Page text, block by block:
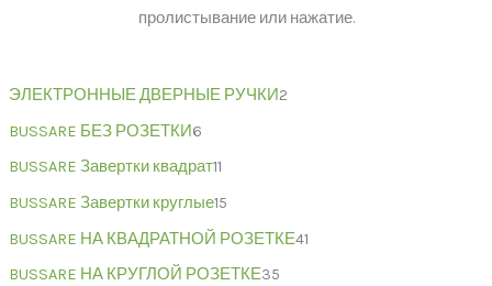
пролистывание или нажатие.
ЭЛЕКТРОННЫЕ ДВЕРНЫЕ РУЧКИ2
BUSSARE БЕЗ РОЗЕТКИ6
BUSSARE Завертки квадрат11
BUSSARE Завертки круглые15
BUSSARE НА КВАДРАТНОЙ РОЗЕТКЕ41
BUSSARE НА КРУГЛОЙ РОЗЕТКЕ35